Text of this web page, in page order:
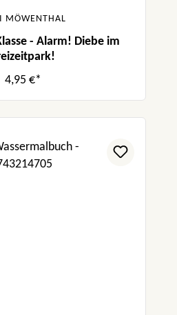
MÖWENTHAL
- Alarm! Diebe im
4,95 €*